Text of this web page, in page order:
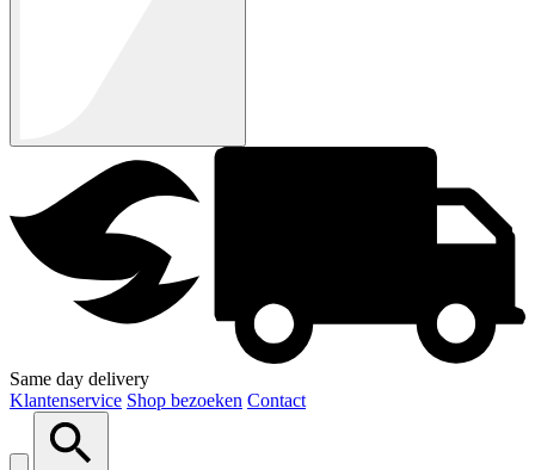
Same day delivery
Klantenservice Shop bezoeken Contact